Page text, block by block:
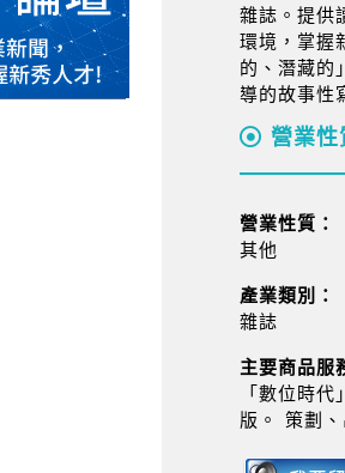
雜誌。提供
環境，掌握
的、潛藏的
導的故事性
營業性
營業性質：
其他
產業類別：
雜誌
主要商品服
「數位時
版。 策劃